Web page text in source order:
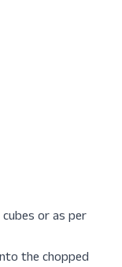
or as per
the chopped